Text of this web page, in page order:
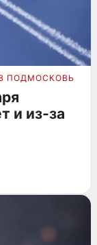
ПОДМОСКОВЬЕ
и из-за